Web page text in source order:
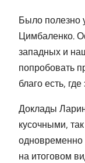
Было полезно
Цимбаленко.
западных и
попробовать
благо есть,
Доклады
кусочными,
на итоговом